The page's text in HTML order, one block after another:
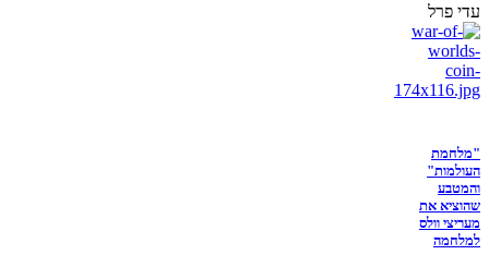
עדי פרל
"מלחמת
העולמות"
והמטבע
שהוציא את
מעריצי וולס
למלחמה